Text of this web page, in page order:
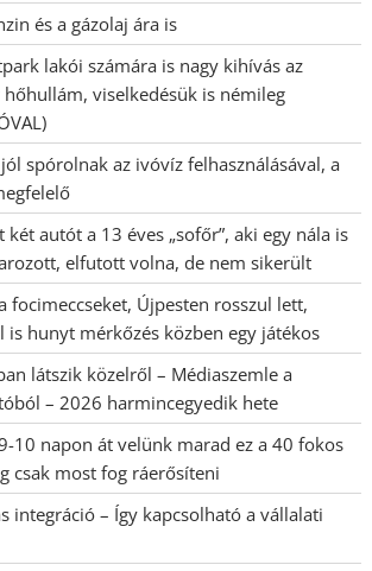
és a gázolaj ára is
lakói számára is nagy kihívás az
viselkedésük is némileg
spórolnak az ivóvíz felhasználásával, a
két autót a 13 éves „sofőr”, aki egy nála is
elfutott volna, de nem sikerült
focimeccseket, Újpesten rosszul lett,
is hunyt mérkőzés közben egy játékos
látszik közelről – Médiaszemle a
– 2026 harmincegyedik hete
10 napon át velünk marad ez a 40 fokos
csak most fog ráerősíteni
integráció – Így kapcsolható a vállalati